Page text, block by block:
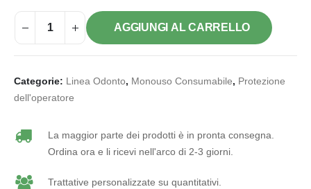
AGGIUNGI AL CARRELLO
Categorie: Linea Odonto, Monouso Consumabile, Protezione
dell'operatore
La maggior parte dei prodotti è in pronta consegna.
Ordina ora e li ricevi nell'arco di 2-3 giorni.
Trattative personalizzate su quantitativi.